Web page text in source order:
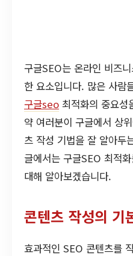
구글SEO는 온라인 비즈
한 요소입니다. 많은 사람
구글seo 최적화의 중요성
약 여러분이 구글에서 상
츠 작성 기법을 잘 알아두
글에서는 구글SEO 최적
대해 알아보겠습니다.
콘텐츠 작성의 기
효과적인 SEO 콘텐츠를